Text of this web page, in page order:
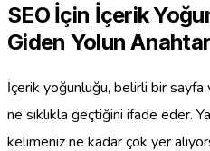
SEO İçin İçerik
Giden Yolun
İçerik yoğunluğu, belirli bir sayfa
ne sıklıkla geçtiğini ifade eder.
kelimeniz ne kadar çok yer